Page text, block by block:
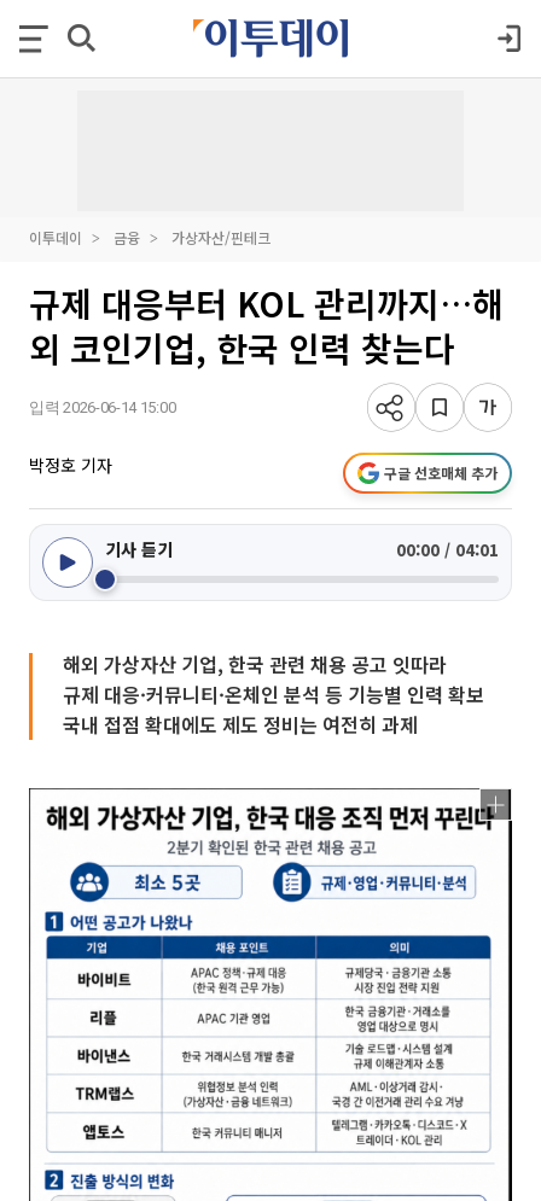
이투데이 금융 가상자산/핀테크
규제 대응부터 KOL 관리까지…해
외 코인기업, 한국 인력 찾는다
입력 2026-06-14 15:00
박정호 기자 구글 선호매체 추가
기사 듣기 00:00 / 04:01
해외 가상자산 기업, 한국 관련 채용 공고 잇따라
규제 대응·커뮤니티·온체인 분석 등 기능별 인력 확보
국내 접점 확대에도 제도 정비는 여전히 과제